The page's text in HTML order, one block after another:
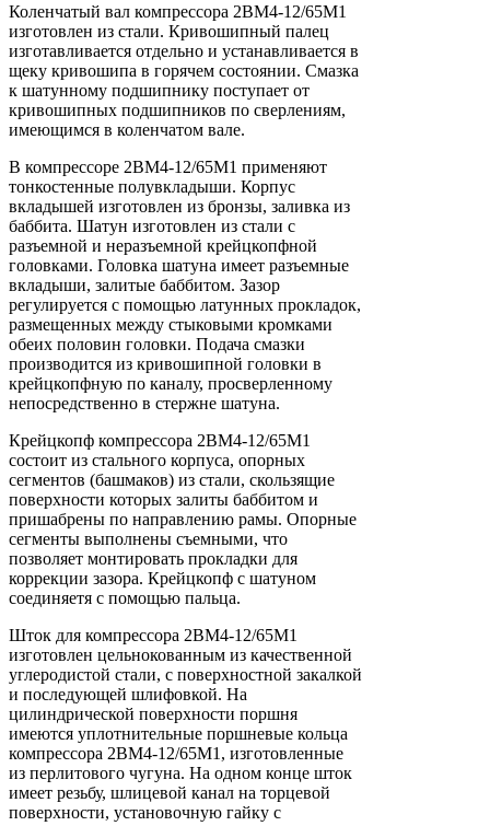
Коленчатый вал компрессора 2ВМ4-12/65М1
изготовлен из стали. Кривошипный палец
изготавливается отдельно и устанавливается в
щеку кривошипа в горячем состоянии. Смазка
к шатунному подшипнику поступает от
кривошипных подшипников по сверлениям,
имеющимся в коленчатом вале.
В компрессоре 2ВМ4-12/65М1 применяют
тонкостенные полувкладыши. Корпус
вкладышей изготовлен из бронзы, заливка из
баббита. Шатун изготовлен из стали с
разъемной и неразъемной крейцкопфной
головками. Головка шатуна имеет разъемные
вкладыши, залитые баббитом. Зазор
регулируется с помощью латунных прокладок,
размещенных между стыковыми кромками
обеих половин головки. Подача смазки
производится из кривошипной головки в
крейцкопфную по каналу, просверленному
непосредственно в стержне шатуна.
Крейцкопф компрессора 2ВМ4-12/65М1
состоит из стального корпуса, опорных
сегментов (башмаков) из стали, скользящие
поверхности которых залиты баббитом и
пришабрены по направлению рамы. Опорные
сегменты выполнены съемными, что
позволяет монтировать прокладки для
коррекции зазора. Крейцкопф с шатуном
соединяетя с помощью пальца.
Шток для компрессора 2ВМ4-12/65М1
изготовлен цельнокованным из качественной
углеродистой стали, с поверхностной закалкой
и последующей шлифовкой. На
цилиндрической поверхности поршня
имеются уплотнительные поршневые кольца
компрессора 2ВМ4-12/65М1, изготовленные
из перлитового чугуна. На одном конце шток
имеет резьбу, шлицевой канал на торцевой
поверхности, установочную гайку с